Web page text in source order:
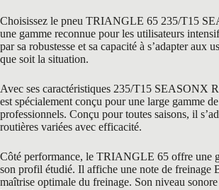
Choisissez le pneu TRIANGLE 65 235/T15
une gamme reconnue pour les utilisateurs
par sa robustesse et sa capacité à s’adapter aux
que soit la situation.
Avec ses caractéristiques 235/T15 SEASONX
est spécialement conçu pour une large gamme
professionnels. Conçu pour toutes saisons, il
routières variées avec efficacité.
Côté performance, le TRIANGLE 65 offre une
son profil étudié. Il affiche une note de freinage
maîtrise optimale du freinage. Son niveau